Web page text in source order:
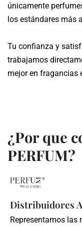
únicamente
los estándares más
Tu confianza y
trabajamos
mejor en fragancias
¿Por que
PERFUM?
Distribuidores
Representamos las